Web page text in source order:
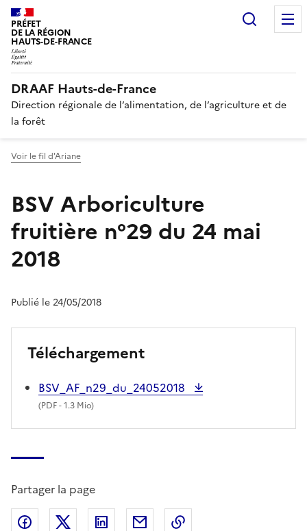
PRÉFET
DE LA RÉGION
HAUTS-DE-FRANCE
DRAAF Hauts-de-France
Direction régionale de l’alimentation, de l’agriculture et de
la forêt
Voir le fil d'Ariane
BSV Arboriculture
fruitière n°29 du 24 mai
2018
Publié le 24/05/2018
Téléchargement
BSV_AF_n29_du_24052018
(PDF- 1.3 Mio)
Partager la page
Partager sur Facebook
Partager sur X (anciennement Twitter)
Partager sur LinkedIn
Partager par email